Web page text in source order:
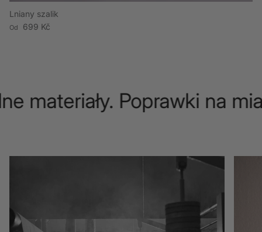
Lniany szalik
Cena regularna
Od 699 Kč
materiały. Poprawki na